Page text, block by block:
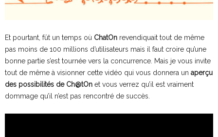
Et pourtant, fût un temps où ChatOn revendiquait tout de même
pas moins de 100 millions d’utilisateurs mais il faut croire qu’une
bonne partie s’est tournée vers la concurrence. Mais je vous invite
tout de même à visionner cette vidéo qui vous donnera un aperçu
des possibilités de Ch@tOn et vous verrez qu’il est vraiment
dommage qu’il n’est pas rencontré de succès.